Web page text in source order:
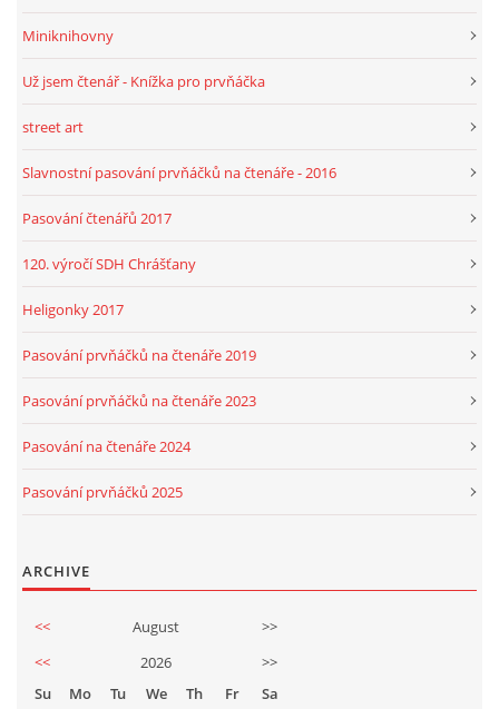
Miniknihovny
Už jsem čtenář - Knížka pro prvňáčka
street art
Slavnostní pasování prvňáčků na čtenáře - 2016
Pasování čtenářů 2017
120. výročí SDH Chrášťany
Heligonky 2017
Pasování prvňáčků na čtenáře 2019
Pasování prvňáčků na čtenáře 2023
Pasování na čtenáře 2024
Pasování prvňáčků 2025
ARCHIVE
<< August
>>
<<
2026
>>
Su
Mo Tu We Th Fr Sa